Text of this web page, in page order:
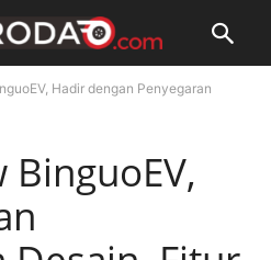
Hadir dengan Penyegaran